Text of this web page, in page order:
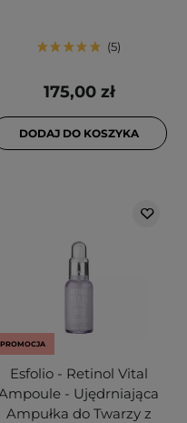
5
175,00 zł
DODAJ DO KOSZYKA
PROMOCJA
Esfolio - Retinol Vital
- Ujędrniająca
Ampułka do Twarzy z